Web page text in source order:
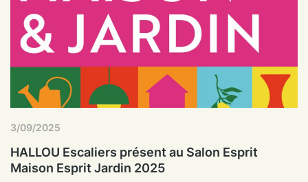
3/09/2025
HALLOU Escaliers présent au Salon Esprit
Maison Esprit Jardin 2025